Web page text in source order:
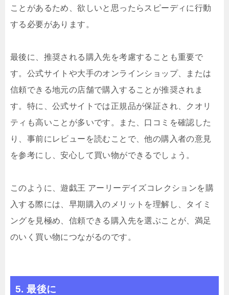
ことがあるため、欲しいと思ったらスピーディに行動
する必要があります。
最後に、推奨される購入先を考慮することも重要で
す。公式サイトや大手のオンラインショップ、または
信頼できる地元の店舗で購入することが推奨されま
す。特に、公式サイトでは正規品が保証され、クオリ
ティも高いことが多いです。また、口コミを確認した
り、事前にレビューを読むことで、他の購入者の意見
を参考にし、安心して買い物ができるでしょう。
このように、遊戯王 アーリーデイズコレクションを購
入する際には、早期購入のメリットを理解し、タイミ
ングを見極め、信頼できる購入先を選ぶことが、満足
のいく買い物につながるのです。
5. 最後に